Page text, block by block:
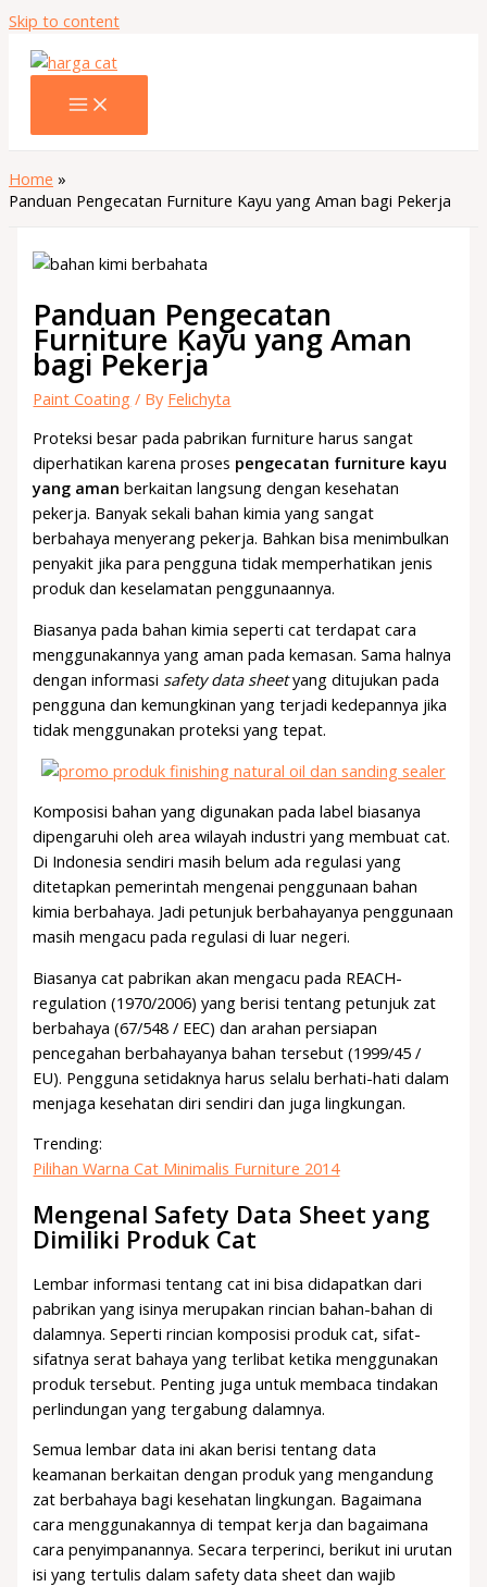
Skip to content
Home
Panduan Pengecatan Furniture Kayu yang Aman bagi Pekerja
Panduan Pengecatan
Furniture Kayu yang Aman
bagi Pekerja
Paint Coating / By Felichyta
Proteksi besar pada pabrikan furniture harus sangat
diperhatikan karena proses pengecatan furniture kayu
yang aman berkaitan langsung dengan kesehatan
pekerja. Banyak sekali bahan kimia yang sangat
berbahaya menyerang pekerja. Bahkan bisa menimbulkan
penyakit jika para pengguna tidak memperhatikan jenis
produk dan keselamatan penggunaannya.
Biasanya pada bahan kimia seperti cat terdapat cara
menggunakannya yang aman pada kemasan. Sama halnya
dengan informasi safety data sheetyang ditujukan pada
pengguna dan kemungkinan yang terjadi kedepannya jika
tidak menggunakan proteksi yang tepat.
Komposisi bahan yang digunakan pada label biasanya
dipengaruhi oleh area wilayah industri yang membuat cat.
Di Indonesia sendiri masih belum ada regulasi yang
ditetapkan pemerintah mengenai penggunaan bahan
kimia berbahaya. Jadi petunjuk berbahayanya penggunaan
masih mengacu pada regulasi di luar negeri.
Biasanya cat pabrikan akan mengacu pada REACH-
regulation (1970/2006) yang berisi tentang petunjuk zat
berbahaya (67/548 / EEC) dan arahan persiapan
pencegahan berbahayanya bahan tersebut (1999/45 /
EU). Pengguna setidaknya harus selalu berhati-hati dalam
menjaga kesehatan diri sendiri dan juga lingkungan.
Trending:
Pilihan Warna Cat Minimalis Furniture 2014
Mengenal Safety Data Sheet yang
Dimiliki Produk Cat
Lembar informasi tentang cat ini bisa didapatkan dari
pabrikan yang isinya merupakan rincian bahan-bahan di
dalamnya. Seperti rincian komposisi produk cat, sifat-
sifatnya serat bahaya yang terlibat ketika menggunakan
produk tersebut. Penting juga untuk membaca tindakan
perlindungan yang tergabung dalamnya.
Semua lembar data ini akan berisi tentang data
keamanan berkaitan dengan produk yang mengandung
zat berbahaya bagi kesehatan lingkungan. Bagaimana
cara menggunakannya di tempat kerja dan bagaimana
cara penyimpanannya. Secara terperinci, berikut ini urutan
isi yang tertulis dalam safety data sheet dan wajib